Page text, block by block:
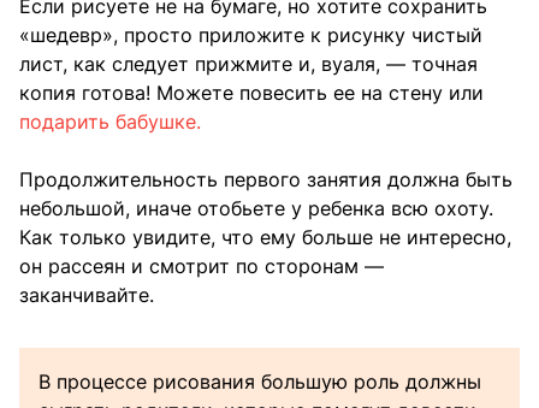
Если рисуете не на бумаге, но хотите сохранить
«шедевр», просто приложите к рисунку чистый
лист, как следует прижмите и, вуаля, — точная
копия готова! Можете повесить ее на стену или
подарить бабушке.
Продолжительность первого занятия должна быть
небольшой, иначе отобьете у ребенка всю охоту.
Как только увидите, что ему больше не интересно,
он рассеян и смотрит по сторонам —
заканчивайте.
В процессе рисования большую роль должны